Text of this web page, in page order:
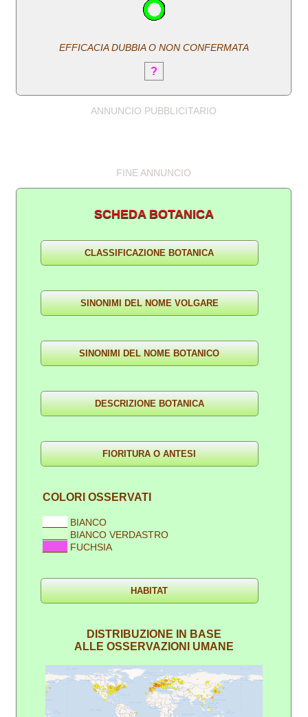
EFFICACIA DUBBIA O NON CONFERMATA
?
ANNUNCIO PUBBLICITARIO
FINE ANNUNCIO
SCHEDA BOTANICA
COLORI OSSERVATI
BIANCO
BIANCO VERDASTRO
FUCHSIA
DISTRIBUZIONE IN BASE
ALLE OSSERVAZIONI UMANE